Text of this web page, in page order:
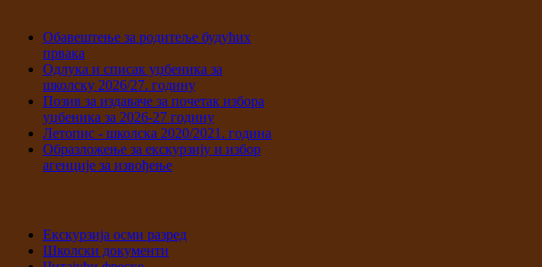
Обавештење за родитеље будућих
првака
Одлука и списак уџбеника за
школску 2026/27. годину
Позив за издаваче за почетак избора
уџбеника за 2026-27 годину
Летопис - школска 2020/2021. година
Образложење за екскурзију и избор
агенције за извођење
Екскурзија осми разред
Школски документи